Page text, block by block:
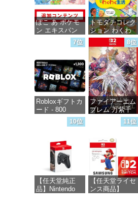
ぽこ あ ポケモ
ン エキスパン
ションパス|オン
ラインコード版
価格：¥4,400
トモダチコレク
ション わくわ
く生活 -Switch
価格：¥6,145
7位
Robloxギフトカ
ード - 800
Robux 【限定バ
ーチャルアイテ
【オンラインゲ
ームコード】
ロブロックス |
オンラインコー
ド版
価格：¥1,300
8位
ファイアーエム
ブレム 万紫千
紅 -Switch2
10位
【任天堂純正
品】Nintendo
11位
【任天堂ライセ
ンス商品】